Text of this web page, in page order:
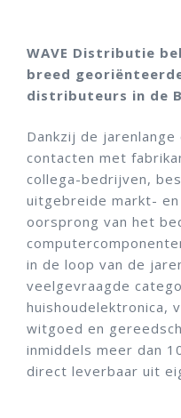
WAVE Distributie
breed
distributeurs in de
Dankzij de
contacten met
collega-bedrijven,
uitgebreide markt-
oorsprong van het
in de loop van de
veelgevraagde
huishoudelektronica,
witgoed en
inmiddels meer dan
direct leverbaar uit